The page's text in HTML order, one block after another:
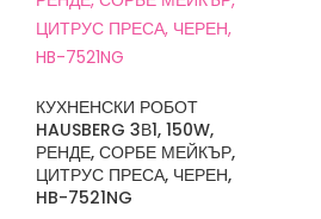
КУХНЕНСКИ РОБОТ
HAUSBERG 3В1, 150W,
РЕНДЕ, СОРБЕ МЕЙКЪР,
ЦИТРУС ПРЕСА, ЧЕРЕН,
HB-7521NG